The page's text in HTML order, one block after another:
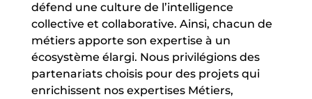
défend une culture de l’intelligence
collective et collaborative. Ainsi, chacun de
métiers apporte son expertise à un
écosystème élargi. Nous privilégions des
partenariats choisis pour des projets qui
enrichissent nos expertises Métiers,